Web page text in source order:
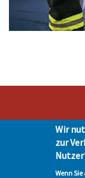
Stadt Hohen
Impressum|Presse
vorbehalten -
Wir
zur
Wenn